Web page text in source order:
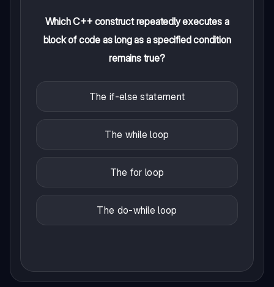
Which C++ construct repeatedly executes a
block of code as long as a specified condition
remains true?
The if-else statement
The while loop
The for loop
The do-while loop